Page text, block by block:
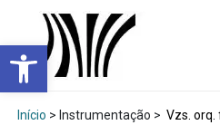
Abrir a barra de
Início > Instrumentação > Vzs. orq.